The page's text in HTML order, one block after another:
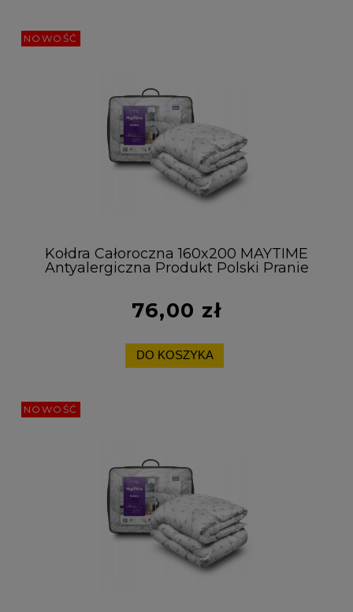
Kołdra Całoroczna 160x200 MAYTIME
Antyalergiczna Produkt Polski Pranie
76,00 zł
DO KOSZYKA
NOWOŚĆ
NOWOŚĆ